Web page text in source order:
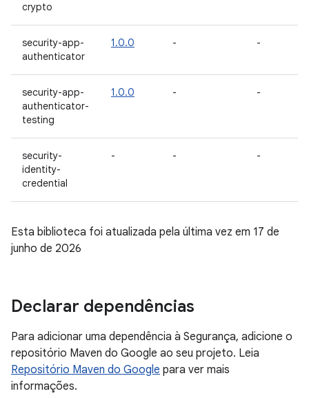
crypto
security-app-
authenticator
1.0.0 - -
security-app-
authenticator-
testing
1.0.0 - -
security-
identity-
credential
- - -
Esta biblioteca foi atualizada pela última vez em 17 de
junho de 2026
Declarar dependências
Para adicionar uma dependência à Segurança, adicione o
repositório Maven do Google ao seu projeto. Leia
Repositório Maven do Google para ver mais
informações.